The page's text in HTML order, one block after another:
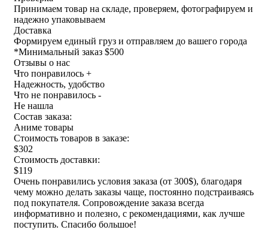
Принимаем товар на складе, проверяем, фотографируем и
надежно упаковываем
Доставка
Формируем единый груз и отправляем до вашего города
*Минимальный заказ $500
Отзывы о нас
Что понравилось +
Надежность, удобство
Что не понравилось -
Не нашла
Состав заказа:
Аниме товары
Стоимость товаров в заказе:
$302
Стоимость доставки:
$119
Очень понравились условия заказа (от 300$), благодаря
чему можно делать заказы чаще, постоянно подстраиваясь
под покупателя. Сопровождение заказа всегда
информативно и полезно, с рекомендациями, как лучше
поступить. Спасибо большое!